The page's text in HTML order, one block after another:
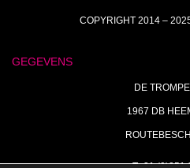
COPYRIGHT 2014 –
GEGEVENS
DE
1967 DB